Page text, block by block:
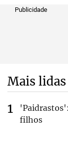
Publicidade
Mais lidas
filhos